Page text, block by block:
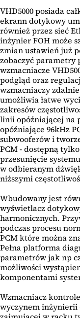
VHD5000 posiada
ekrann dotykowy
również przez sieć
inżynier FOH może
zmian ustawień już
zobaczyć parametry
wzmacniacze
podgląd oraz
wzmacniaczy
umożliwia łatwe
zakresów
linii opóźniającej na
opóźniające 96kHz
subwooferów i
PCM - dostępną
przesunięcie
w odbieranym
niższymi
Wbudowany jest
wyświetlacz
harmonicznych.
podczas procesu
PCM które można
Pełna platforma
parametrów jak np
możliwości
komponentami
Wzmacniacz
wyczynem